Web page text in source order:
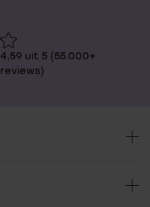
4,59 uit 5 (55.000+
reviews)